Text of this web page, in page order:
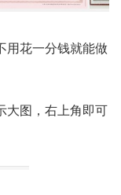
用花一分钱就能做
大图，右上角即可